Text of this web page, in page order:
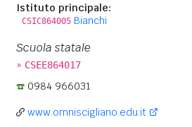
Istituto principale:
CSIC864005 Bianchi
Scuola statale
» CSEE864017
0984 966031
www.omniscigliano.edu.it